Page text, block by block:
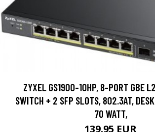
ZYXEL GS1900-10HP, 8-PORT GBE
SWITCH + 2 SFP SLOTS, 802.3AT,
70 WATT,
139.95 EUR